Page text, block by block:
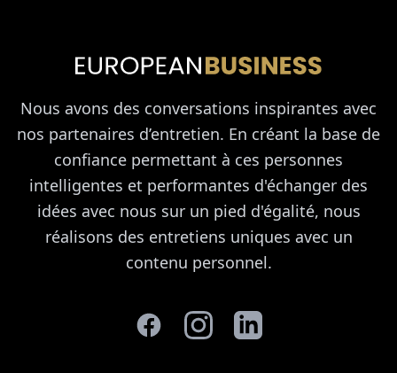
Nous avons des conversations inspirantes avec
nos partenaires d’entretien. En créant la base de
confiance permettant à ces personnes
intelligentes et performantes d'échanger des
idées avec nous sur un pied d'égalité, nous
réalisons des entretiens uniques avec un
contenu personnel.